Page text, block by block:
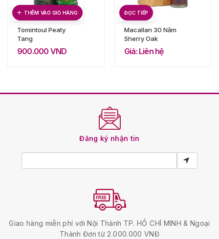
THÊM VÀO GIỎ HÀNG
Tomintoul Peaty
Tang
900.000 VND
ĐỌC TIẾP
Macallan 30 Năm
Sherry Oak
Giá: Liên hệ
Đăng ký nhận tin
Giao hàng miễn phí với Nội Thành TP. HỒ CHÍ MINH & Ngoại
Thành Đơn từ 2.000.000 VNĐ